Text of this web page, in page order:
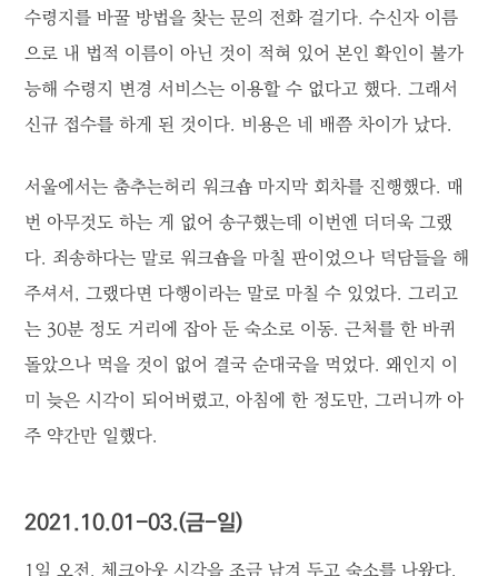
수령지를 바꿀 방법을 찾는 문의 전화 걸기다. 수신자 이름
으로 내 법적 이름이 아닌 것이 적혀 있어 본인 확인이 불가
능해 수령지 변경 서비스는 이용할 수 없다고 했다. 그래서
신규 접수를 하게 된 것이다. 비용은 네 배쯤 차이가 났다.
서울에서는 춤추는허리 워크숍 마지막 회차를 진행했다. 매
번 아무것도 하는 게 없어 송구했는데 이번엔 더더욱 그랬
다. 죄송하다는 말로 워크숍을 마칠 판이었으나 덕담들을 해
주셔서, 그랬다면 다행이라는 말로 마칠 수 있었다. 그리고
는 30분 정도 거리에 잡아 둔 숙소로 이동. 근처를 한 바퀴
돌았으나 먹을 것이 없어 결국 순대국을 먹었다. 왜인지 이
미 늦은 시각이 되어버렸고, 아침에 한 정도만, 그러니까 아
주 약간만 일했다.
2021.10.01-03.(금-일)